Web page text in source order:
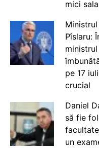
mici
Pîslaru:
pe 17
crucial
Daniel
să fie
un